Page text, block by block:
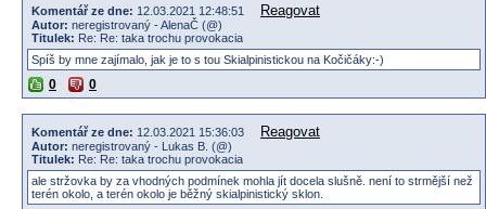
Komentář ze dne: 12.03.2021 12:48:51 Reagovat
Autor: neregistrovaný - AlenaČ (@)
Titulek: Re: Re: taka trochu provokacia
Spíš by mne zajímalo, jak je to s tou Skialpinistickou na Kočičáky:-)
0 0
Komentář ze dne: 12.03.2021 15:36:03 Reagovat
Autor: neregistrovaný - Lukas B. (@)
Titulek: Re: Re: taka trochu provokacia
ale stržovka by za vhodných podmínek mohla jít docela slušně. není to strmější než
terén okolo, a terén okolo je běžný skialpinistický sklon.